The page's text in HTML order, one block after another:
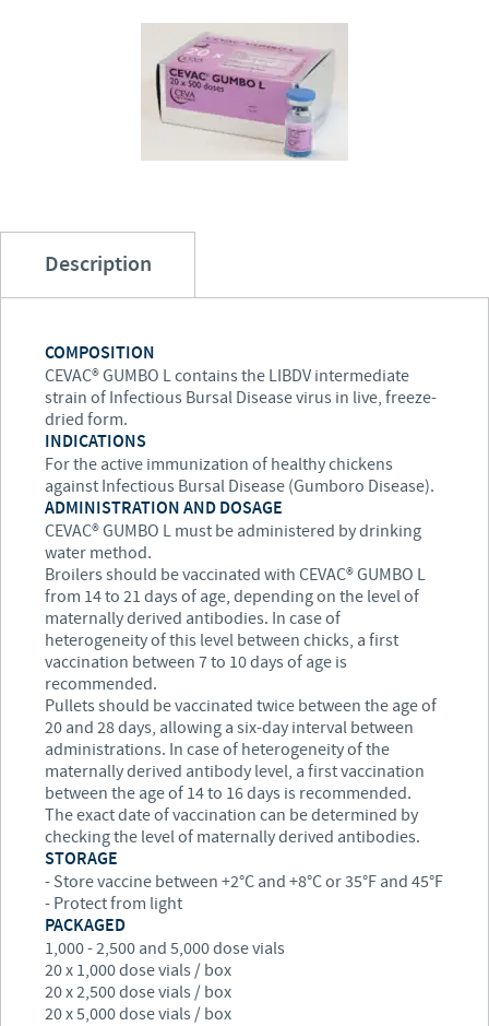
Avantages du poussin Ceva Inside
C.H.I.C.K. Program®
Vaccins couvoirs
Equipements de vaccination
Importance de la responsabilité
Programmes de soutien
Business et partenariat scientifique
Offres d'emploi
CONTACTEZ-NOUS
Description
COMPOSITION
CEVAC® GUMBO L contains the LIBDV intermediate
strain of Infectious Bursal Disease virus in live, freeze-
dried form.
INDICATIONS
For the active immunization of healthy chickens
against Infectious Bursal Disease (Gumboro Disease).
ADMINISTRATION AND DOSAGE
CEVAC® GUMBO L must be administered by drinking
water method.
Broilers should be vaccinated with CEVAC® GUMBO L
from 14 to 21 days of age, depending on the level of
maternally derived antibodies. In case of
heterogeneity of this level between chicks, a first
vaccination between 7 to 10 days of age is
recommended.
Pullets should be vaccinated twice between the age of
20 and 28 days, allowing a six-day interval between
administrations. In case of heterogeneity of the
maternally derived antibody level, a first vaccination
between the age of 14 to 16 days is recommended.
The exact date of vaccination can be determined by
checking the level of maternally derived antibodies.
STORAGE
- Store vaccine between +2°C and +8°C or 35°F and 45°F
- Protect from light
PACKAGED
1,000 - 2,500 and 5,000 dose vials
20 x 1,000 dose vials / box
20 x 2,500 dose vials / box
20 x 5,000 dose vials / box